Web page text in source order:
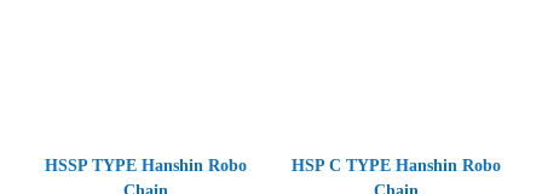
HSSP TYPE Hanshin Robo
HSP C TYPE Hanshin Robo